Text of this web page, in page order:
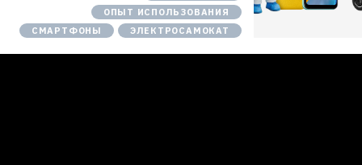
ОПЫТ ИСПОЛЬЗОВАНИЯ
СМАРТФОНЫ
ЭЛЕКТРОСАМОКАТ